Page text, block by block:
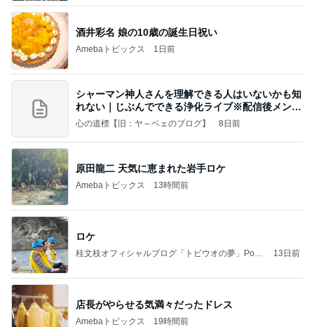
酒井彩名 娘の10歳の誕生日祝い
Amebaトピックス 1日前
シャーマン神人さんを理解できる人はいないかも知
れない｜じぶんでできる浄化ライブ※配信後メンバ
ー限
心の道標【旧：ヤ～ベェのブログ】 8日前
原田龍二 天気に恵まれた岩手ロケ
Amebaトピックス 13時間前
ロケ
桂文枝オフィシャルブログ「トビウオの夢」Pow
13日前
店長がやらせる気満々だったドレス
Amebaトピックス 19時間前